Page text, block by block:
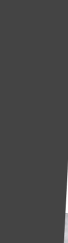
рубля.
людям